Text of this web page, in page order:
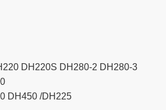
DH220S DH280-2 DH280-3
DH450 /DH225